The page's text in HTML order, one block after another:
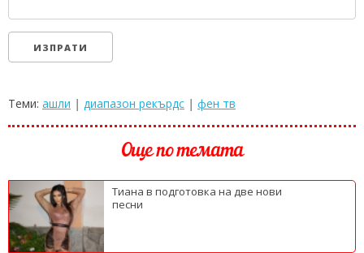
Теми: ашли | диапазон рекърдс | фен тв
Още по темата
Тиана в подготовка на две нови
песни